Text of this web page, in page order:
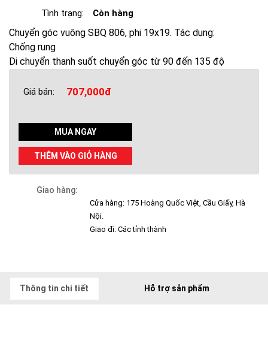
Tình trạng: Còn hàng
Chuyển góc vuông SBQ 806, phi 19x19. Tác dụng:
Chống rung
Di chuyển thanh suốt chuyển góc từ 90 đến 135 độ
Giá bán: 707,000đ
MUA NGAY
THÊM VÀO GIỎ HÀNG
Giao hàng:
Cửa hàng: 175 Hoàng Quốc Việt, Cầu Giấy, Hà
Nội.
Giao đi: Các tỉnh thành
Thông tin chi tiết Hỗ trợ sản phẩm